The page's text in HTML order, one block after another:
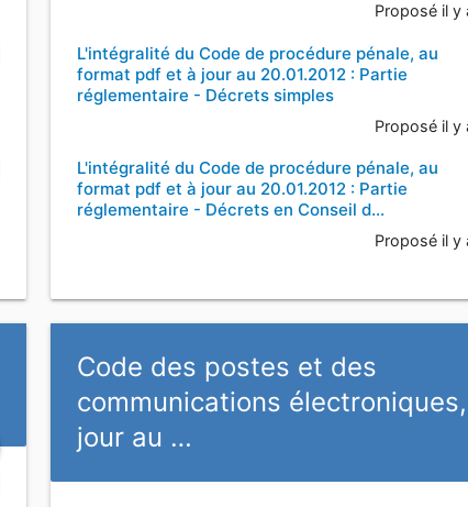
Proposé il y
L'intégralité du Code de procédure pénale, au
format pdf et à jour au 20.01.2012 : Partie
réglementaire - Décrets simples
Proposé il y
L'intégralité du Code de procédure pénale, au
format pdf et à jour au 20.01.2012 : Partie
réglementaire - Décrets en Conseil d…
Proposé il y
Code des postes et des
communications
jour au …